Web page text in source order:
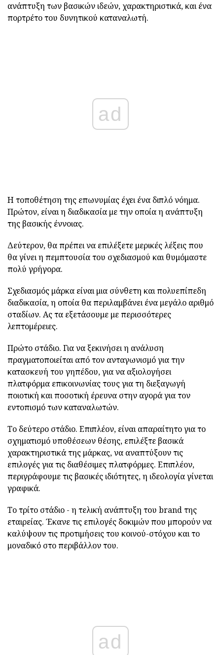
ανάπτυξη των βασικών ιδεών, χαρακτηριστικά, και ένα
πορτρέτο του δυνητικού καταναλωτή.
ad
Η τοποθέτηση της επωνυμίας έχει ένα διπλό νόημα.
Πρώτον, είναι η διαδικασία με την οποία η ανάπτυξη
της βασικής έννοιας.
Δεύτερον, θα πρέπει να επιλέξετε μερικές λέξεις που
θα γίνει η πεμπτουσία του σχεδιασμού και θυμόμαστε
πολύ γρήγορα.
Σχεδιασμός μάρκα είναι μια σύνθετη και πολυεπίπεδη
διαδικασία, η οποία θα περιλαμβάνει ένα μεγάλο αριθμό
σταδίων. Ας τα εξετάσουμε με περισσότερες
λεπτομέρειες.
Πρώτο στάδιο. Για να ξεκινήσει η ανάλυση
πραγματοποιείται από τον ανταγωνισμό για την
κατασκευή του γηπέδου, για να αξιολογήσει
πλατφόρμα επικοινωνίας τους για τη διεξαγωγή
ποιοτική και ποσοτική έρευνα στην αγορά για τον
εντοπισμό των καταναλωτών.
Το δεύτερο στάδιο. Επιπλέον, είναι απαραίτητο για το
σχηματισμό υποθέσεων θέσης, επιλέξτε βασικά
χαρακτηριστικά της μάρκας, να αναπτύξουν τις
επιλογές για τις διαθέσιμες πλατφόρμες. Επιπλέον,
περιγράφουμε τις βασικές ιδιότητες, η ιδεολογία γίνεται
γραφικά.
Το τρίτο στάδιο - η τελική ανάπτυξη του brand της
εταιρείας. Έκανε τις επιλογές δοκιμών που μπορούν να
καλύψουν τις προτιμήσεις του κοινού-στόχου και το
μοναδικό στο περιβάλλον του.
ad